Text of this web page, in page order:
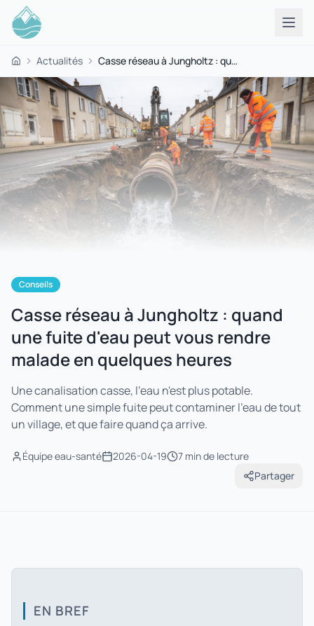
AccueilActualités Casse réseau à Jungholtz : quand une fuite d'eau peut vous rendre malade en quelques heures
Conseils
Casse réseau à Jungholtz : quand
une fuite d'eau peut vous rendre
malade en quelques heures
Une canalisation casse, l'eau n'est plus potable.
Comment une simple fuite peut contaminer l'eau de tout
un village, et que faire quand ça arrive.
Équipe eau-santé 2026-04-19 7 minde lecture
Partager
EN BREF